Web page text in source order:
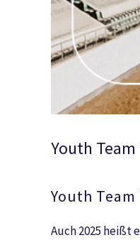
Youth
Youth
Auch 2025 heißt